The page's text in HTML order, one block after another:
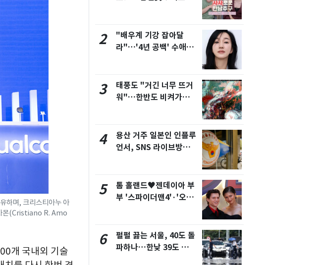
하며, 크리스티아누 아
몬(Cristiano R. Amo
개 국내외 기술
2
"배우계 기강 잡아달
라"…'4년 공백' 수애,
3
태풍도 "거긴 너무 뜨거
워"…한반도 비켜가는
4
용산 거주 일본인 인플루
언서, SNS 라이브방송
5
톰 홀랜드♥젠데이아 부
부 '스파이더맨4'·'오디
6
펄펄 끓는 서울, 40도 돌
파하나…한낮 39도 폭염